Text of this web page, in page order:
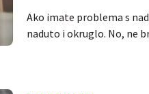
Ako imate problema s
naduto i okruglo. No, ne